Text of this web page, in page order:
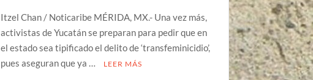
Itzel Chan / Noticaribe MÉRIDA, MX.- Una vez más,
activistas de Yucatán se preparan para pedir que en
el estado sea tipificado el delito de ‘transfeminicidio’,
pues aseguran que ya …
LEER MÁS